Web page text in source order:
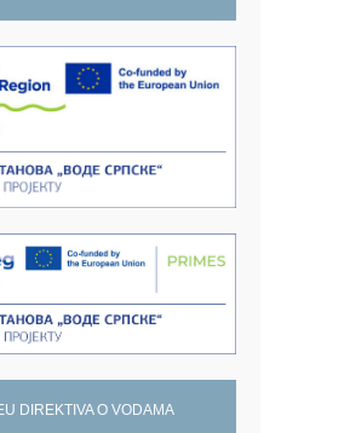
DIREKTIVA O VODAMA